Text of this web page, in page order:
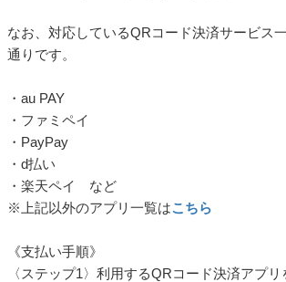
なお、対応しているQRコード決済サービス
通りです。
・au PAY
・ファミペイ
・PayPay
・d払い
・楽天ペイ など
※上記以外のアプリ一覧はこちら
《支払い手順》
〈ステップ1〉利用するQRコード決済アプ